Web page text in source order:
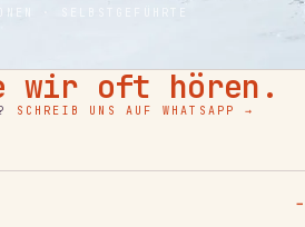
· SELBSTGEFÜHRTE
wir oft hören.
SCHREIB UNS AUF WHATSAPP →